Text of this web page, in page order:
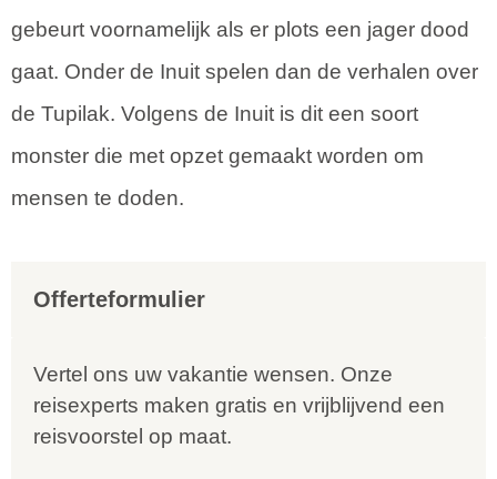
gebeurt voornamelijk als er plots een jager dood
gaat. Onder de Inuit spelen dan de verhalen over
de Tupilak. Volgens de Inuit is dit een soort
monster die met opzet gemaakt worden om
mensen te doden.
Offerteformulier
Vertel ons uw vakantie wensen. Onze
reisexperts maken gratis en vrijblijvend een
reisvoorstel op maat.